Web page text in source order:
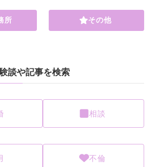
所 その他
談や記事を検索
相談
不倫